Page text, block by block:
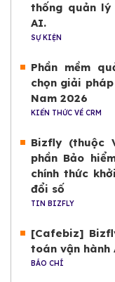
thống quản lý
AI.
SỰ KIỆN
Phần mềm
chọn giải
Nam 2026
KIẾN THỨC VỀ CRM
Bizfly (thuộc
phần Bảo
chính thức
đổi số
TIN BIZFLY
[Cafebiz]
toán vận hành
BÁO CHÍ